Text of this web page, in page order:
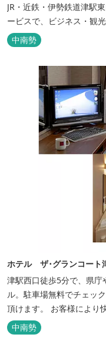
JR・近鉄・伊勢鉄道津駅
ービスで、ビジネス・観
中南勢
ホテル ザ･グランコート
津駅西口徒歩5分で、県
ル。駐車場無料でチェッ
頂けます。 お客様により快適にお過ごし頂けるよう専用設備・アメ
ニティ付き女性専用フロ
ンター設置のお部屋など
中南勢